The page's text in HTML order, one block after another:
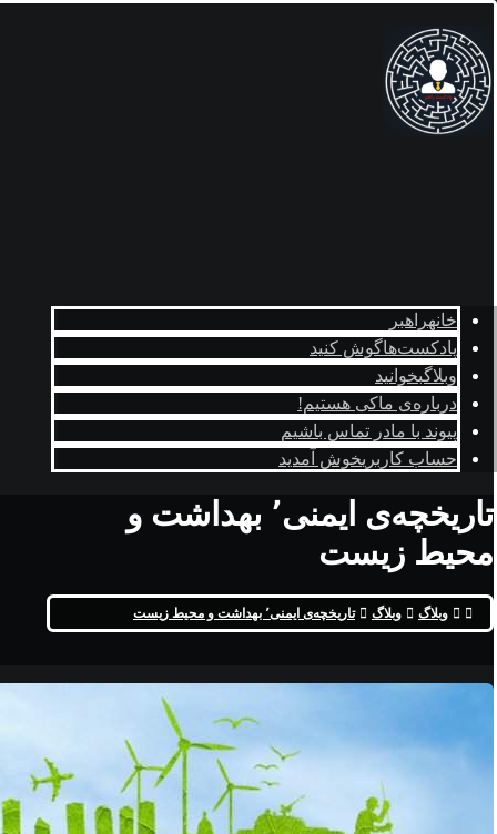
خانهراهبر
پادکست‌هاگوش کنید
وبلاگبخوانید
درباره‌ی ماکی هستیم!
پیوند با مادر تماس باشیم
حساب کاربریخوش آمدید
تاریخچه‌ی ایمنی٬ بهداشت و
محیط زیست
وبلاگ وبلاگ تاریخچه‌ی ایمنی٬ بهداشت و محیط زیست